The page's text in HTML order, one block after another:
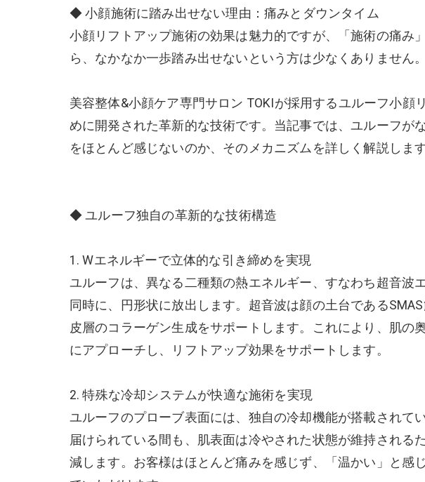
◆ 小顔施術に踏み出せない理由：痛みとダウンタイム
小顔リフトアップ施術の効果は魅力的ですが、「施術の痛み
ら、なかなか一歩踏み出せないという方は少なくありません。
美容整体&小顔ケア専門サロン TOKIが採用するユルーフ小顔
めに開発された革新的な技術です。当記事では、ユルーフが
をほとんど感じないのか、そのメカニズムを詳しく解説します
◆ ユルーフ独自の革新的な技術構造
1. Wエネルギーで立体的な引き締めを実現
ユルーフは、異なる二種類の熱エネルギー、すなわち超音波
同時に、円形状に放出します。超音波は顔の土台である
皮層のコラーゲン生成をサポートします。これにより、肌の
にアプローチし、リフトアップ効果をサポートします。
2. 特殊な冷却システムが快適な施術を実現
ユルーフのプローブ表面には、独自の冷却機能が搭載されて
届けられている間も、肌表面は冷やされた状態が維持される
減します。お客様はほとんど痛みを感じず、「温かい」と感